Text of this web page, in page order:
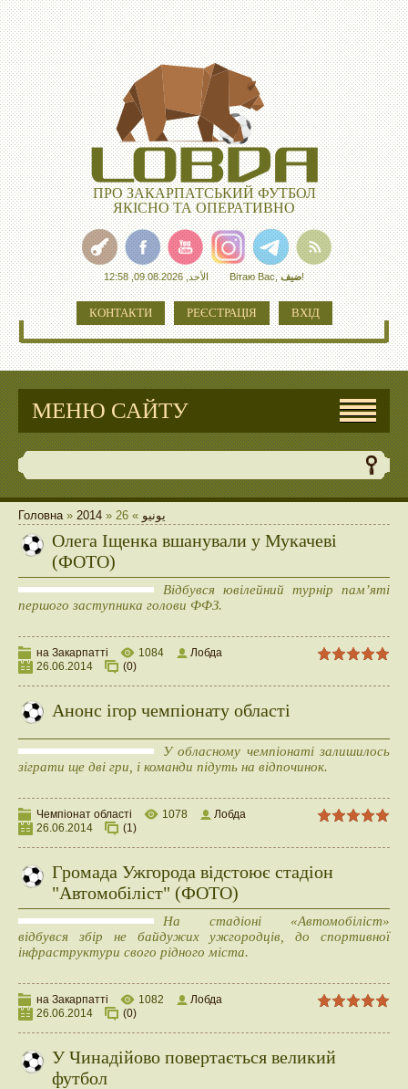
ПРО ЗАКАРПАТСЬКИЙ ФУТБОЛ
ЯКІСНО ТА ОПЕРАТИВНО
الأحد, 09.08.2026, 12:58 Вітаю Вас,ضيف!
КОНТАКТИ РЕЄСТРАЦІЯ ВХІД
МЕНЮ САЙТУ
Головна» 2014 » يونيو »
26
Олега Іщенка вшанували у Мукачеві
(ФОТО)
Відбувся ювілейний турнір пам’яті
першого заступника голови ФФЗ.
на Закарпатті 1084
Лобда
26.06.2014
(0)
Анонс ігор чемпіонату області
У обласному чемпіонаті залишилось
зіграти ще дві гри, і команди підуть на відпочинок.
Чемпіонат області 1078
Лобда
26.06.2014
(1)
Громада Ужгорода відстоює стадіон
"Автомобіліст" (ФОТО)
На стадіоні «Автомобіліст»
відбувся збір не байдужих ужгородців, до спортивної
інфраструктури свого рідного міста.
на Закарпатті 1082
Лобда
26.06.2014
(0)
У Чинадійово повертається великий
футбол